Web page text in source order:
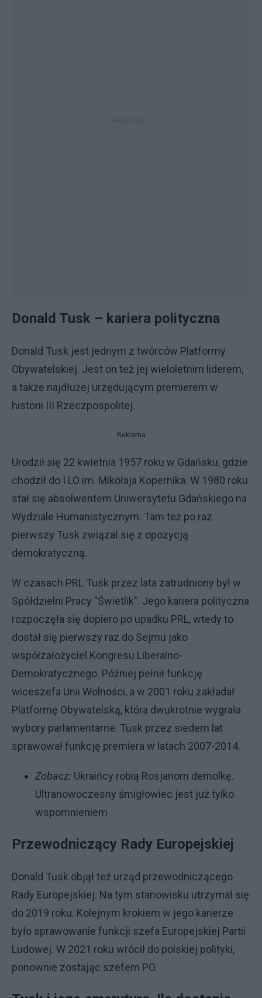
Donald Tusk – kariera polityczna
Donald Tusk jest jednym z twórców Platformy
Obywatelskiej. Jest on też jej wieloletnim liderem,
a także najdłużej urzędującym premierem w
historii III Rzeczpospolitej.
Reklama
Urodził się 22 kwietnia 1957 roku w Gdańsku, gdzie
chodził do I LO im. Mikołaja Kopernika. W 1980 roku
stał się absolwentem Uniwersytetu Gdańskiego na
Wydziale Humanistycznym. Tam też po raz
pierwszy Tusk związał się z opozycją
demokratyczną.
W czasach PRL Tusk przez lata zatrudniony był w
Spółdzielni Pracy "Świetlik". Jego kariera polityczna
rozpoczęła się dopiero po upadku PRL, wtedy to
dostał się pierwszy raz do Sejmu jako
współzałożyciel Kongresu Liberalno-
Demokratycznego. Później pełnił funkcję
wiceszefa Unii Wolności, a w 2001 roku zakładał
Platformę Obywatelską, która dwukrotnie wygrała
wybory parlamentarne. Tusk przez siedem lat
sprawował funkcję premiera w latach 2007-2014.
Zobacz: Ukraińcy robią Rosjanom demolkę.
Ultranowoczesny śmigłowiec jest już tylko
wspomnieniem
Przewodniczący Rady Europejskiej
Donald Tusk objął też urząd przewodniczącego
Rady Europejskiej. Na tym stanowisku utrzymał się
do 2019 roku. Kolejnym krokiem w jego karierze
było sprawowanie funkcji szefa Europejskiej Partii
Ludowej. W 2021 roku wrócił do polskiej polityki,
ponownie zostając szefem PO.